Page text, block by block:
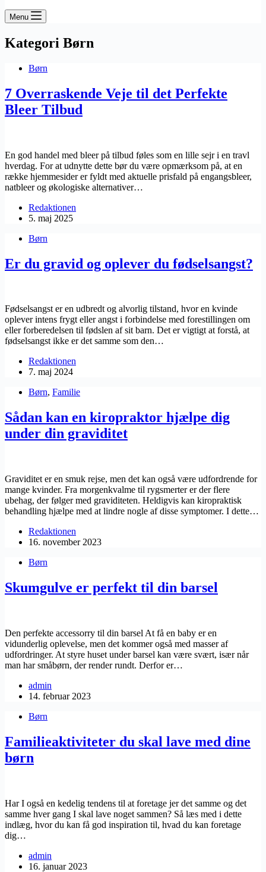
Menu
Kategori Børn
Børn
7 Overraskende Veje til det Perfekte
Bleer Tilbud
En god handel med bleer på tilbud føles som en lille sejr i en travl
hverdag. For at udnytte dette bør du være opmærksom på, at en
række hjemmesider er fyldt med aktuelle prisfald på engangsbleer,
natbleer og økologiske alternativer…
Redaktionen
5. maj 2025
Børn
Er du gravid og oplever du fødselsangst?
Fødselsangst er en udbredt og alvorlig tilstand, hvor en kvinde
oplever intens frygt eller angst i forbindelse med forestillingen om
eller forberedelsen til fødslen af sit barn. Det er vigtigt at forstå, at
fødselsangst ikke er det samme som den…
Redaktionen
7. maj 2024
Børn, Familie
Sådan kan en kiropraktor hjælpe dig
under din graviditet
Graviditet er en smuk rejse, men det kan også være udfordrende for
mange kvinder. Fra morgenkvalme til rygsmerter er der flere
ubehag, der følger med graviditeten. Heldigvis kan kiropraktisk
behandling hjælpe med at lindre nogle af disse symptomer. I dette…
Redaktionen
16. november 2023
Børn
Skumgulve er perfekt til din barsel
Den perfekte accessorry til din barsel At få en baby er en
vidunderlig oplevelse, men det kommer også med masser af
udfordringer. At styre huset under barsel kan være svært, især når
man har småbørn, der render rundt. Derfor er…
admin
14. februar 2023
Børn
Familieaktiviteter du skal lave med dine
børn
Har I også en kedelig tendens til at foretage jer det samme og det
samme hver gang I skal lave noget sammen? Så læs med i dette
indlæg, hvor du kan få god inspiration til, hvad du kan foretage
dig…
admin
16. januar 2023